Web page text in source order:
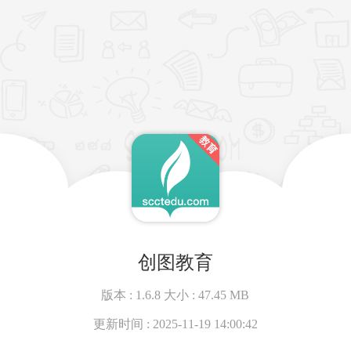
创图教育
版本 : 1.6.8 大小 :47.45 MB
更新时间 : 2025-11-19 14:00:42